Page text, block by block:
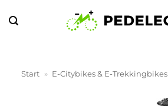
Inhalt
Start » E-Citybikes & E-Trekkingbikes